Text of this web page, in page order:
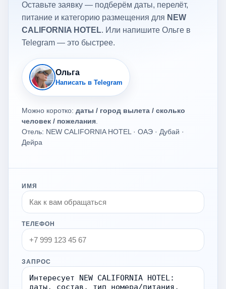
Оставьте заявку — подберём даты, перелёт,
питание и категорию размещения для NEW
CALIFORNIA HOTEL. Или напишите Ольге в
Telegram — это быстрее.
Ольга
Написать в Telegram
Можно коротко: даты / город вылета / сколько
человек / пожелания
Отель: NEW CALIFORNIA HOTEL · ОАЭ · Дубай ·
Дейра
ИМЯ
ТЕЛЕФОН
ЗАПРОС